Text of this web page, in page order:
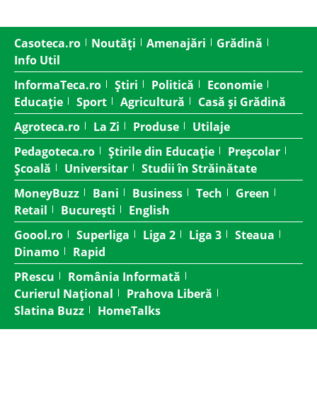
Casoteca.ro Noutăți Amenajări
Grădină
Info Util
InformaTeca.ro
Știri Politică
Economie
Educație
Sport Agricultură
Casă și Grădină
Agroteca.ro
La Zi Produse
Utilaje
Pedagoteca.ro
Știrile din Educație
Preșcolar
Școală
Universitar
Studii în Străinătate
MoneyBuzz
Bani Business Tech
Green
Retail
București
English
Goool.ro
Superliga Liga 2 Liga 3
Steaua
Dinamo
Rapid
PRescu
România Informată
Curierul Național
Prahova Liberă
Slatina Buzz
HomeTalks